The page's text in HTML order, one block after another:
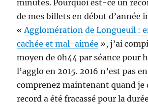
minutes. Pourquoi est-ce un
de mes billets en début d’année
« Agglomération de Longueuil :
cachée et mal-aimée », j’ai
moyen de 0h44 par séance pour
l’agglo en 2015. 2016 n’est pas
comprenez maintenant quand je
record a été fracassé pour la